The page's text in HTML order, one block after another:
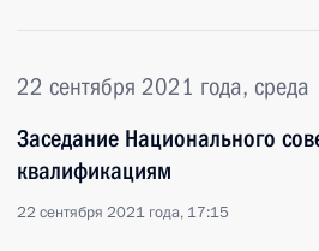
22 сентября 2021 года, среда
Заседание Национального
квалификациям
22 сентября 2021 года, 17:15